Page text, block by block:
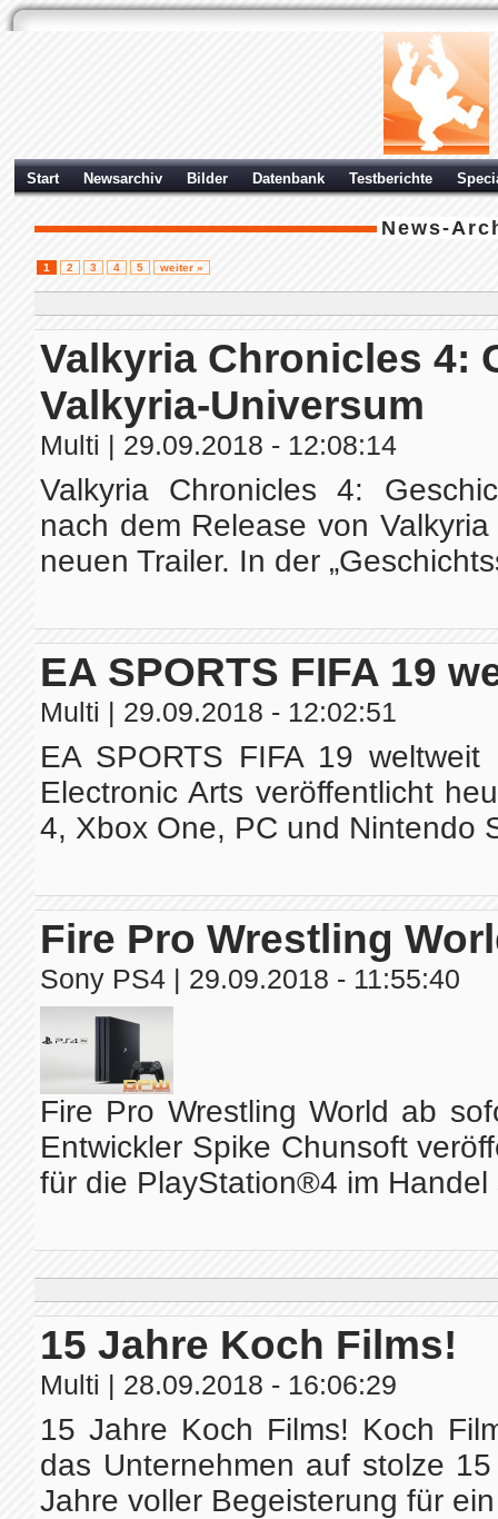
Start Newsarchiv Bilder Datenbank Testberichte
News-
1 2 3 4 5 weiter »
Valkyria Chronicles 4:
Valkyria-Universum
Multi | 29.09.2018 - 12:08:14
Valkyria Chronicles 4:
nach dem Release von
neuen Trailer. In der
EA SPORTS FIFA 19
Multi | 29.09.2018 - 12:02:51
EA SPORTS FIFA 19
Electronic Arts veröffentlicht
4, Xbox One, PC und Nintendo
Fire Pro Wrestling
Sony PS4 | 29.09.2018 - 11:55:40
Fire Pro Wrestling World ab
Entwickler Spike Chunsoft
für die PlayStation®4 im Handel
15 Jahre Koch Films!
Multi | 28.09.2018 - 16:06:29
15 Jahre Koch Films! Koch
das Unternehmen auf stolze
Jahre voller Begeisterung für